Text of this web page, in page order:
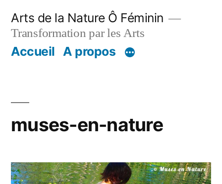
contenu
Arts de la Nature Ô Féminin
Transformation par les Arts
Accueil A propos
muses-en-nature